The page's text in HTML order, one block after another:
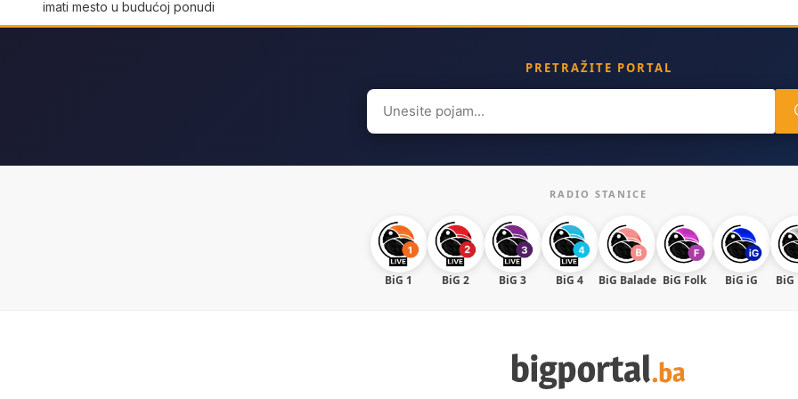
imati mesto u budućoj ponudi
PRETRAŽITE PORTAL
Search
for:
RADIO STANICE
BiG 1 BiG 2 BiG 3 BiG 4 BiG Balade BiG Folk BiG iG BiG